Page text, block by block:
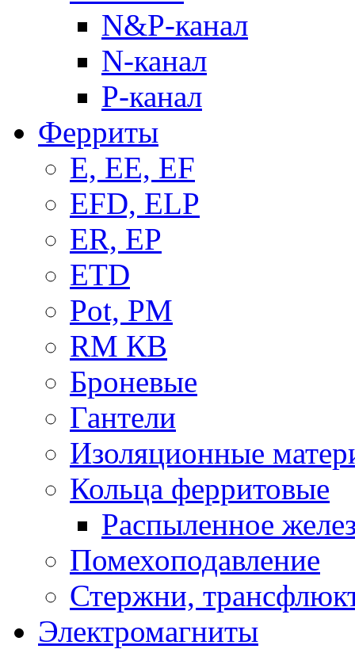
N&P-канал
N-канал
P-канал
Ферриты
E, EE, EF
EFD, ELP
ER, EP
ETD
Pot, PM
RM КВ
Броневые
Гантели
Изоляционные
Кольца ферритовые
Распыленное
Помехоподавление
Стержни,
Электромагниты